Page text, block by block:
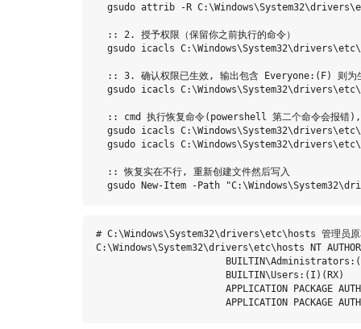
gsudo attrib -R
  :: 2. 授予权限（保留你之前执行的命令）
gsudo icacls
:: 3. 确认权限已生效, 输出包含 Everyone:(F) 则为
gsudo icacls
:: cmd 执行恢复命令(powershell 第二个命令会报错),
gsudo icacls
gsudo icacls
  :: 恢复实在不行, 重新创建文件然后写入
# C:\Windows\System32\drivers\etc\hosts 管理员原
C:\Windows\System32\drivers\etc\hosts NT
                       BUILTIN\Users:(I)(RX)
APPLICATION PACKAGE